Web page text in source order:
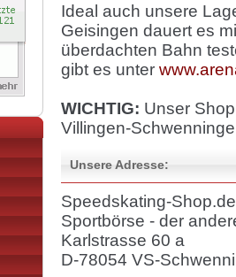
Ideal auch unsere
Geisingen dauert es
überdachten Bahn
gibt es unter
WICHTIG: Unser
Villingen-
Unsere Adresse:
Speedskating-Shop.de
Sportbörse - der
Karlstrasse 60 a
D-78054 VS-